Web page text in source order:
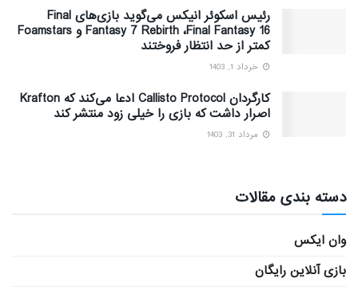
رئیس اسکوئر انیکس می‌گوید بازی‌های Final
Fantasy 7 Rebirth ،Final Fantasy 16 و Foamstars
کمتر از حد انتظار فروختند
خرداد 1, 1403
کارگردان Callisto Protocol ادعا می‌کند که Krafton
اصرار داشت که بازی را خیلی زود منتشر کند
مرداد 31, 1403
دسته بندی مقالات
وان ایکس
بازی آنلاین رایگان